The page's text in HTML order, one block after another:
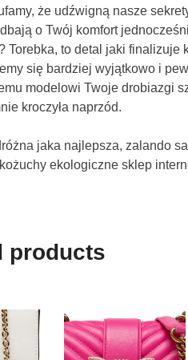
że udźwigną nasze
o Twój komfort
Torebka, to detal jaki finalizuje
się bardziej wyjątkowo i
modelowi Twoje drobiazgi
kroczyła naprzód.
jaka najlepsza, zalando
ekologiczne sklep
products